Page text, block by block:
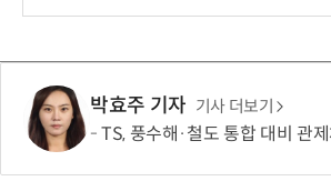
보
박효주 기자 기사 더보기
TS, 풍수해·철도 통합 대비 관